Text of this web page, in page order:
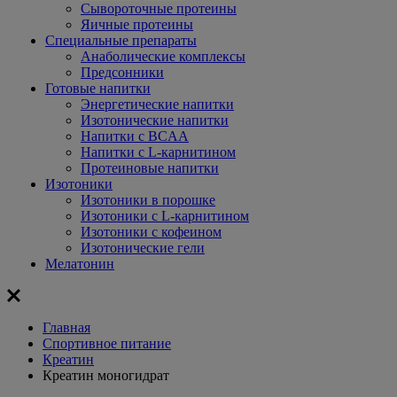
Сывороточные протеины
Яичные протеины
Специальные препараты
Анаболические комплексы
Предсонники
Готовые напитки
Энергетические напитки
Изотонические напитки
Напитки с BCAA
Напитки с L-карнитином
Протеиновые напитки
Изотоники
Изотоники в порошке
Изотоники с L-карнитином
Изотоники с кофеином
Изотонические гели
Мелатонин
Главная
Спортивное питание
Креатин
Креатин моногидрат